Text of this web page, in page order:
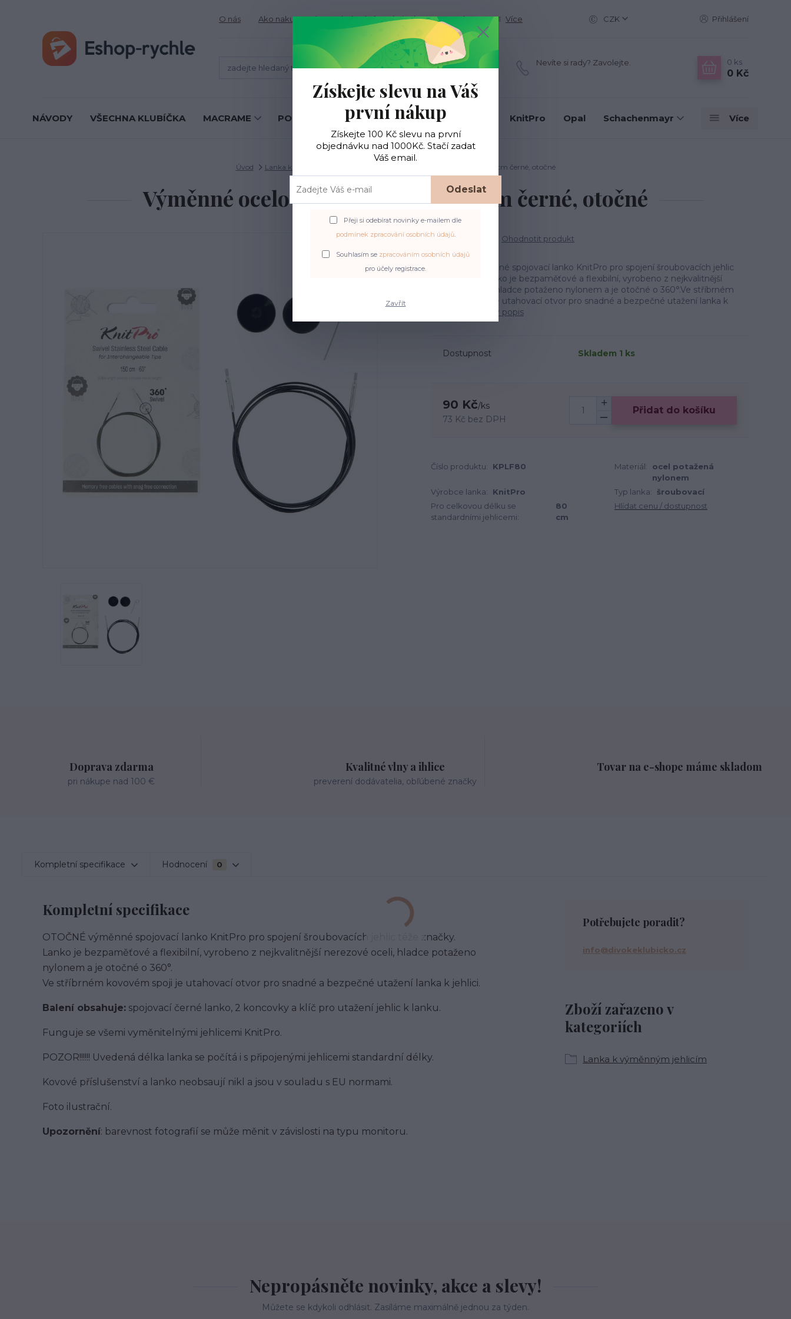
O nás Ako nakupovať Obchodné podmienky Kontakty Více CZK Přihlášení
Hledat
Nevíte si rady? Zavolejte. 0 ks
0 Kč
NÁVODY VŠECHNA KLUBÍČKA MACRAME PONOŽKOVÉ PŘÍZE BC Garn KnitPro Opal Schachenmayr Více
Úvod Lanka k výměnným jehlicím Výměnné ocelové lanko KnitPro 80cm černé, otočné
Výměnné ocelové lanko KnitPro 80cm černé, otočné
Ohodnotit produkt
OTOČNÉ výměnné spojovací lanko KnitPro pro spojení šroubovacích jehlic
téže značky.Lanko je bezpaměťové a flexibilní, vyrobeno z nejkvalitnější
nerezové oceli, hladce potaženo nylonem a je otočné o 360°.Ve stříbrném
kovovém spoji je utahovací otvor pro snadné a bezpečné utažení lanka k
celý popis
Dostupnost Skladem 1 ks
90 Kč/ks
73 Kč bez DPH
Přidat do košíku
Číslo produktu: KPLF80 Materiál:
ocel potažená
nylonem
Výrobce lanka:
KnitPro Typ lanka:
šroubovací
Pro celkovou délku se
standardními jehlicemi:
80
cm
Hlídat cenu / dostupnost
Doprava zdarma
pri nákupe nad 100 €
Kvalitné vlny a ihlice
preverení dodávatelia, obľúbené značky
Tovar na e-shope máme skladom
Kompletní specifikace Hodnocení 0
Kompletní specifikace
OTOČNÉ výměnné spojovací lanko KnitPro pro spojení šroubovacích jehlic téže značky.
Lanko je bezpaměťové a flexibilní, vyrobeno z nejkvalitnější nerezové oceli, hladce potaženo
nylonem a je otočné o 360°.
Ve stříbrném kovovém spoji je utahovací otvor pro snadné a bezpečné utažení lanka k jehlici.
Balení obsahuje: spojovací černé lanko, 2 koncovky a klíč pro utažení jehlic k lanku.
Funguje se všemi vyměnitelnými jehlicemi KnitPro.
POZOR!!!!!! Uvedená délka lanka se počítá i s připojenými jehlicemi standardní délky.
Kovové příslušenství a lanko neobsaují nikl a jsou v souladu s EU normami.
Foto ilustrační.
Upozornění: barevnost fotografií se může měnit v závislosti na typu monitoru.
Zboží zařazeno v
kategoriích
Lanka k výměnným jehlicím
Potřebujete poradit?
info@divokeklubicko.cz
Nepropásněte novinky, akce a slevy!
Můžete se kdykoli odhlásit. Zasíláme maximálně jednou za týden.
Získejte slevu na Váš
první nákup
Získejte 100 Kč slevu na první
objednávku nad 1000Kč. Stačí zadat
Váš email.
Odeslat
Přeji si odebírat novinky e-mailem dle
podmínek zpracování osobních údajů.
Souhlasím se zpracováním osobních údajů
pro účely registrace.
Zavřít